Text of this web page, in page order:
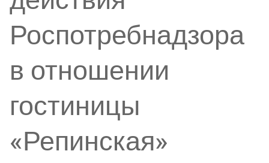
Роспотребнадзора
в отношении
гостиницы
«Репинская»